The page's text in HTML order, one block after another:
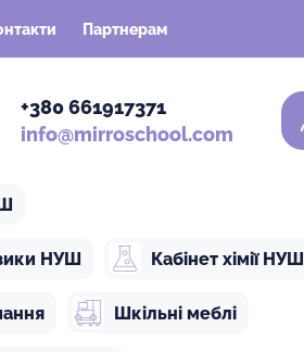
Партнерам
+380 661917371
info@mirroschool.com
НУШ Кабінет хімії НУШ
Шкільні меблі